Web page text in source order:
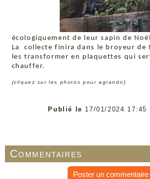
écologiquement de leur sapin de
La collecte finira dans le broyeur de
les transformer en plaquettes qui
chauffer.
(cliquez sur les photos pour agrandir)
Publié le 17/01/2024
Commentaires
Poster un commentaire